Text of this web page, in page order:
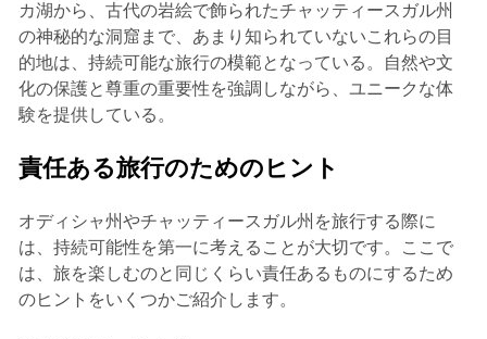
カ湖から、古代の岩絵で飾られたチャッティースガル州
の神秘的な洞窟まで、あまり知られていないこれらの目
的地は、持続可能な旅行の模範となっている。自然や文
化の保護と尊重の重要性を強調しながら、ユニークな体
験を提供している。
責任ある旅行のためのヒント
オディシャ州やチャッティースガル州を旅行する際に
は、持続可能性を第一に考えることが大切です。ここで
は、旅を楽しむのと同じくらい責任あるものにするため
のヒントをいくつかご紹介します。